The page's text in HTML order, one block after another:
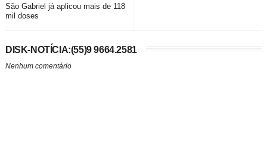
São Gabriel já aplicou mais de 118
mil doses
DISK-NOTÍCIA:(55)9 9664.2581
Nenhum comentário